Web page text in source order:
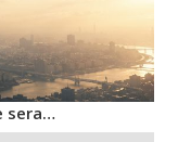
sera…